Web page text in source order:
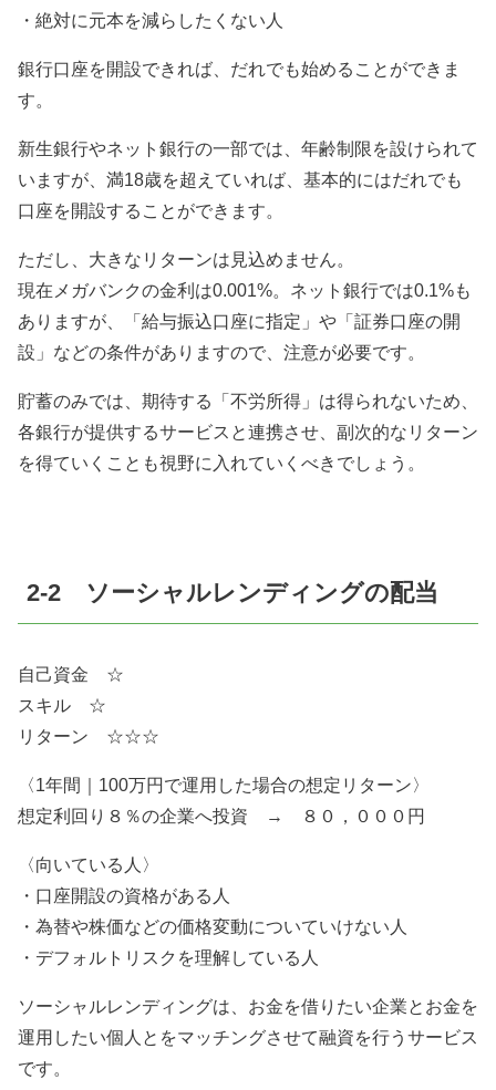
・絶対に元本を減らしたくない人
銀行口座を開設できれば、だれでも始めることができま
す。
新生銀行やネット銀行の一部では、年齢制限を設けられて
いますが、満18歳を超えていれば、基本的にはだれでも
口座を開設することができます。
ただし、大きなリターンは見込めません。
現在メガバンクの金利は0.001%。ネット銀行では0.1%も
ありますが、「給与振込口座に指定」や「証券口座の開
設」などの条件がありますので、注意が必要です。
貯蓄のみでは、期待する「不労所得」は得られないため、
各銀行が提供するサービスと連携させ、副次的なリターン
を得ていくことも視野に入れていくべきでしょう。
2-2 ソーシャルレンディングの配当
自己資金 ☆
スキル ☆
リターン ☆☆☆
〈1年間｜100万円で運用した場合の想定リターン〉
想定利回り８％の企業へ投資 → ８０，０００円
〈向いている人〉
・口座開設の資格がある人
・為替や株価などの価格変動についていけない人
・デフォルトリスクを理解している人
ソーシャルレンディングは、お金を借りたい企業とお金を
運用したい個人とをマッチングさせて融資を行うサービス
です。